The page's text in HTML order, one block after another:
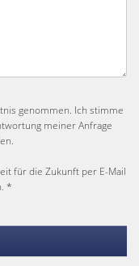
genommen. Ich stimme
meiner Anfrage
für die Zukunft per E-Mail
*